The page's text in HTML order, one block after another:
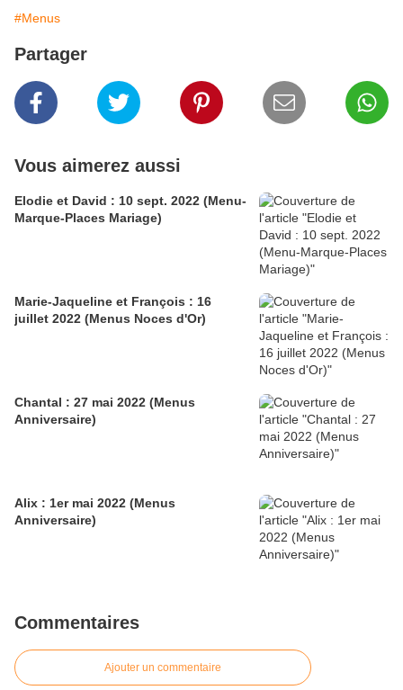
#Menus
Partager
Vous aimerez aussi
Elodie et David : 10 sept. 2022 (Menu-
Marque-Places Mariage)
Marie-Jaqueline et François : 16
juillet 2022 (Menus Noces d'Or)
Chantal : 27 mai 2022 (Menus
Anniversaire)
Alix : 1er mai 2022 (Menus
Anniversaire)
Commentaires
Ajouter un commentaire